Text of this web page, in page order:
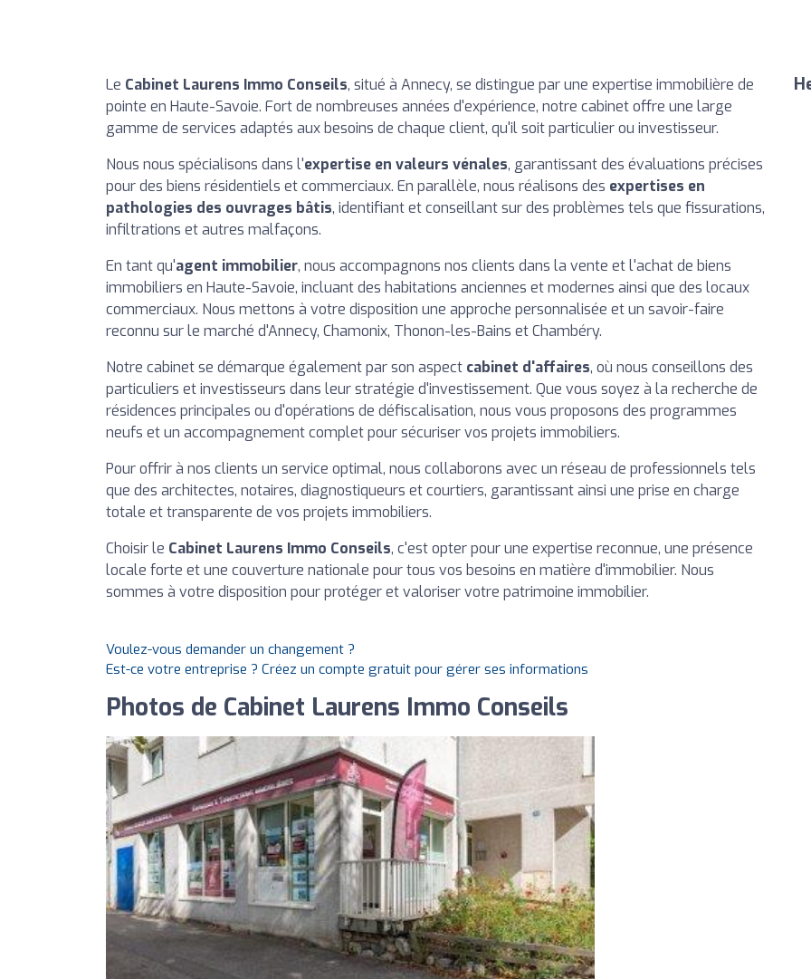
Le Cabinet Laurens Immo Conseils, situé à Annecy, se distingue par une expertise immobilière de
pointe en Haute-Savoie. Fort de nombreuses années d'expérience, notre cabinet offre une large
gamme de services adaptés aux besoins de chaque client, qu'il soit particulier ou investisseur.
Nous nous spécialisons dans l'expertise en valeurs vénales, garantissant des évaluations précises
pour des biens résidentiels et commerciaux. En parallèle, nous réalisons des expertises en
pathologies des ouvrages bâtis, identifiant et conseillant sur des problèmes tels que fissurations,
infiltrations et autres malfaçons.
En tant qu'agent immobilier, nous accompagnons nos clients dans la vente et l'achat de biens
immobiliers en Haute-Savoie, incluant des habitations anciennes et modernes ainsi que des locaux
commerciaux. Nous mettons à votre disposition une approche personnalisée et un savoir-faire
reconnu sur le marché d'Annecy, Chamonix, Thonon-les-Bains et Chambéry.
Notre cabinet se démarque également par son aspect cabinet d'affaires, où nous conseillons des
particuliers et investisseurs dans leur stratégie d'investissement. Que vous soyez à la recherche de
résidences principales ou d'opérations de défiscalisation, nous vous proposons des programmes
neufs et un accompagnement complet pour sécuriser vos projets immobiliers.
Pour offrir à nos clients un service optimal, nous collaborons avec un réseau de professionnels tels
que des architectes, notaires, diagnostiqueurs et courtiers, garantissant ainsi une prise en charge
totale et transparente de vos projets immobiliers.
Choisir le Cabinet Laurens Immo Conseils, c'est opter pour une expertise reconnue, une présence
locale forte et une couverture nationale pour tous vos besoins en matière d'immobilier. Nous
sommes à votre disposition pour protéger et valoriser votre patrimoine immobilier.
Voulez-vous demander un changement ?
Est-ce votre entreprise ? Créez un compte gratuit pour gérer ses informations
Photos de Cabinet Laurens Immo Conseils